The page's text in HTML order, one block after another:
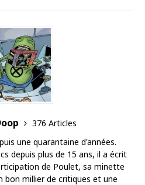
376 Articles
une quarantaine d'années.
depuis plus de 15 ans, il a écrit
de Poulet, sa minette
bon millier de critiques et une